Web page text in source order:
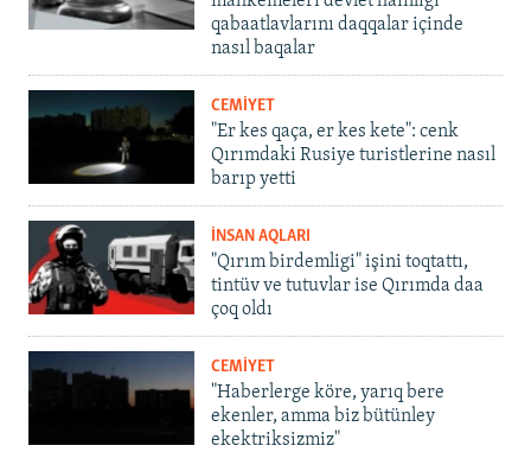
qabaatlavlarını daqqalar içinde
nasıl baqalar
CEMİYET
"Er kes qaça, er kes kete": cenk
Qırımdaki Rusiye turistlerine nasıl
barıp yetti
İNSAN AQLARI
"Qırım birdemligi" işini toqtattı,
tintüv ve tutuvlar ise Qırımda daa
çoq oldı
CEMİYET
"Haberlerge köre, yarıq bere
ekenler, amma biz bütünley
ekektriksizmiz"